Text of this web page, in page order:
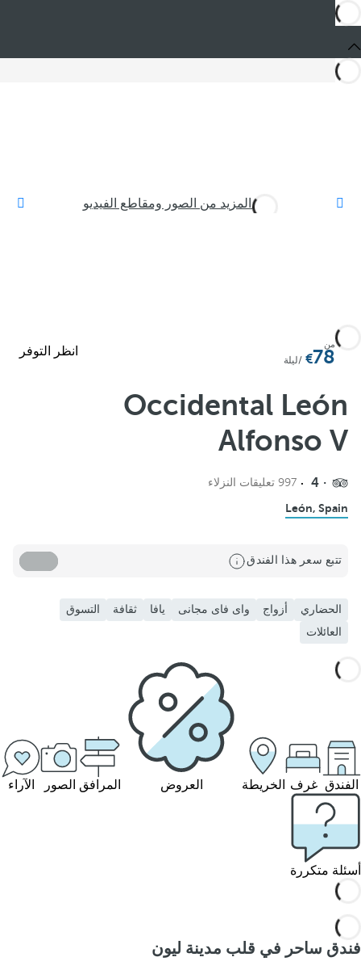
رؤية المزيد من الصور ومقاطع الفيديو
من
78 /ليلة
انظر التوفر
Occidental León
Alfonso V
4 997 تعليقات النزلاء
León, Spain
تتبع سعر هذا الفندق
الحضاري أزواج واى فاى مجانى يافا ثقافة
التسوق
العائلات
الفندق غرف الخريطة العروض المرافق الصور الآراء
أسئلة متكررة
فندق ساحر في قلب مدينة ليون